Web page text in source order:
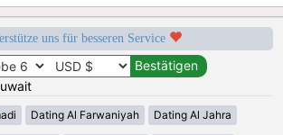
uns für besseren Service
Dating Al Farwaniyah Dating Al Jahra